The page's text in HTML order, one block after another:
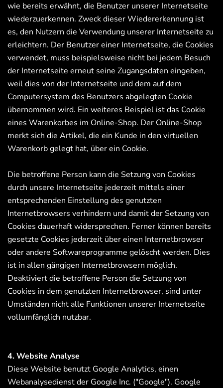
wie bereits erwähnt, die Benutzer unserer Internetseite
wiederzuerkennen. Zweck dieser Wiedererkennung ist
es, den Nutzern die Verwendung unserer Internetseite zu
erleichtern. Der Benutzer einer Internetseite, die Cookies
verwendet, muss beispielsweise nicht bei jedem Besuch
der Internetseite erneut seine Zugangsdaten eingeben,
weil dies von der Internetseite und dem auf dem
Computersystem des Benutzers abgelegten Cookie
übernommen wird. Ein weiteres Beispiel ist das Cookie
eines Warenkorbes im Online-Shop. Der Online-Shop
merkt sich die Artikel, die ein Kunde in den virtuellen
Warenkorb gelegt hat, über ein Cookie.
Die betroffene Person kann die Setzung von Cookies
durch unsere Internetseite jederzeit mittels einer
entsprechenden Einstellung des genutzten
Internetbrowsers verhindern und damit der Setzung von
Cookies dauerhaft widersprechen. Ferner können bereits
gesetzte Cookies jederzeit über einen Internetbrowser
oder andere Softwareprogramme gelöscht werden. Dies
ist in allen gängigen Internetbrowsern möglich.
Deaktiviert die betroffene Person die Setzung von
Cookies in dem genutzten Internetbrowser, sind unter
Umständen nicht alle Funktionen unserer Internetseite
vollumfänglich nutzbar.
4. Website Analyse
Diese Website benutzt Google Analytics, einen
Webanalysedienst der Google Inc. ("Google"). Google